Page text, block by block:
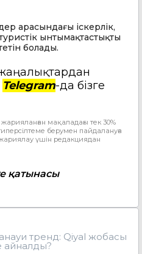
арасындағы іскерлік,
ынтымақтастықты
болады.
Telegram-да бізге
мақаладағы тек 30%
берумен пайдалануға
үшін редакциядан
қатынасы
тренд: Qiyal жобасы
айналды?